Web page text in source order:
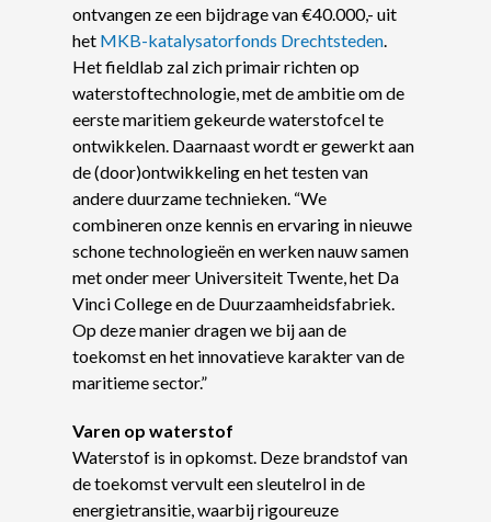
ontvangen ze een bijdrage van €40.000,- uit
het MKB-katalysatorfonds Drechtsteden.
Het fieldlab zal zich primair richten op
waterstoftechnologie, met de ambitie om de
eerste maritiem gekeurde waterstofcel te
ontwikkelen. Daarnaast wordt er gewerkt aan
de (door)ontwikkeling en het testen van
andere duurzame technieken. “We
combineren onze kennis en ervaring in nieuwe
schone technologieën en werken nauw samen
met onder meer Universiteit Twente, het Da
Vinci College en de Duurzaamheidsfabriek.
Op deze manier dragen we bij aan de
toekomst en het innovatieve karakter van de
maritieme sector.”
Varen op waterstof
Waterstof is in opkomst. Deze brandstof van
de toekomst vervult een sleutelrol in de
energietransitie, waarbij rigoureuze